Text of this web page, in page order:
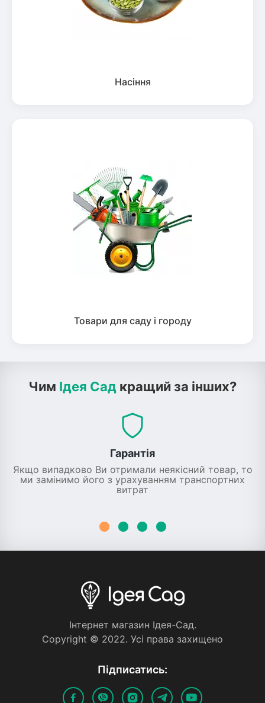
Насіння
Товари для саду і городу
Чим Ідея Сад кращий за інших?
Гарантія
Якщо випадково Ви отримали неякісний товар, то
ми замінимо його з урахуванням транспортних
витрат
Iнтернет магазин Iдея-Сад.
Copyright © 2022. Усi права захищено
Пiдписатись: